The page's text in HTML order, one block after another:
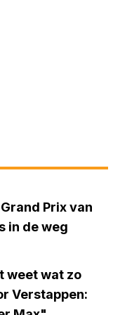
Prix van
in de weg
weet wat zo
Verstappen: